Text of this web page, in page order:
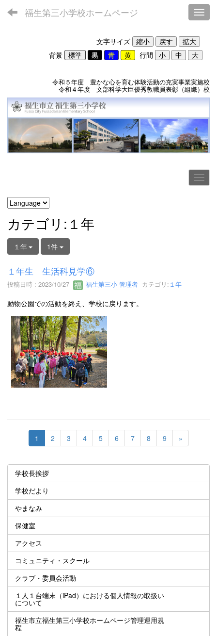
福生第三小学校ホームページ
文字サイズ
背景
行間
令和５年度 豊かな心を育む体験活動の充実事業実施校
令和４年度 文部科学大臣優秀教職員表彰（組織）校
カテゴリ:１年
１年 1件
１年生 生活科見学⑥
投稿日時 : 2023/10/27 福生第三小 管理者 カテゴリ: １年
動物公園での活動を終え、学校に戻ります。
1 2 3 4 5 6 7 8 9 »
学校長挨拶
学校だより
やまなみ
保健室
アクセス
コミュニティ・スクール
クラブ・委員会活動
１人１台端末（iPad）における個人情報の取扱い
について
福生市立福生第三小学校ホームページ管理運用規
程